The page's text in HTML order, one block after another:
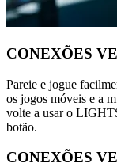
CONEXÕES
Pareie e jogue
os jogos móveis e a
volte a usar o
botão.
CONEXÕES